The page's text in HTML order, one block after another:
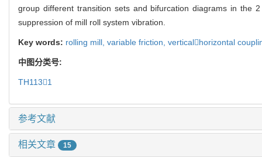
group different transition sets and bifurcation diagrams in the
suppression of mill roll system vibration.
Key words: rolling mill, variable friction, verticalhorizontal
中图分类号:
TH1131
参考文献
相关文章 15